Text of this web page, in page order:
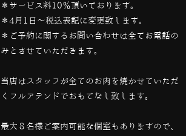
＊サービス料10％頂いております。
＊4月1日〜税込表記に変更致します。
＊ご予約に関するお問い合わせは全てお電話の
みとさせていただきます。
当店はスタッフが全てのお肉を焼かせていただ
くフルアテンドでおもてなし致します。
最大８名様ご案内可能な個室もありますので、